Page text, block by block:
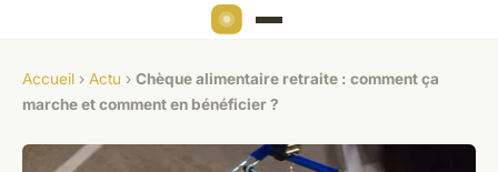
Accueil › Actu › Chèque alimentaire retraite : comment ça
marche et comment en bénéficier ?